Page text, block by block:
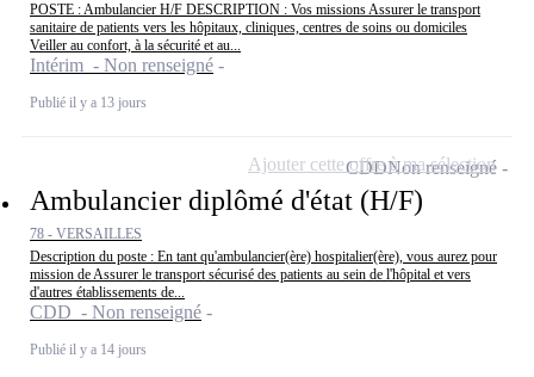
POSTE : Ambulancier H/F DESCRIPTION : Vos missions Assurer le transport
sanitaire de patients vers les hôpitaux, cliniques, centres de soins ou domiciles
Veiller au confort, à la sécurité et au...
Intérim - Non renseigné
Publié il y a 13 jours
Ambulancier diplômé d'état (H/F)
78 - VERSAILLES
Description du poste : En tant qu'ambulancier(ère) hospitalier(ère), vous aurez pour
mission de Assurer le transport sécurisé des patients au sein de l'hôpital et vers
d'autres établissements de...
CDD - Non renseigné
Publié il y a 14 jours
CDDNon renseigné
Ajouter cette offre à ma sélection